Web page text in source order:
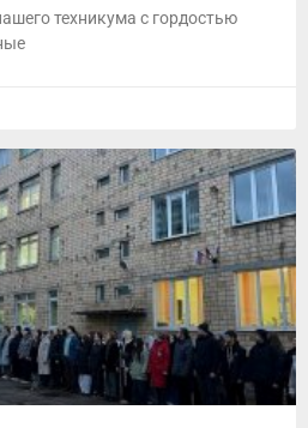
техникума с гордостью